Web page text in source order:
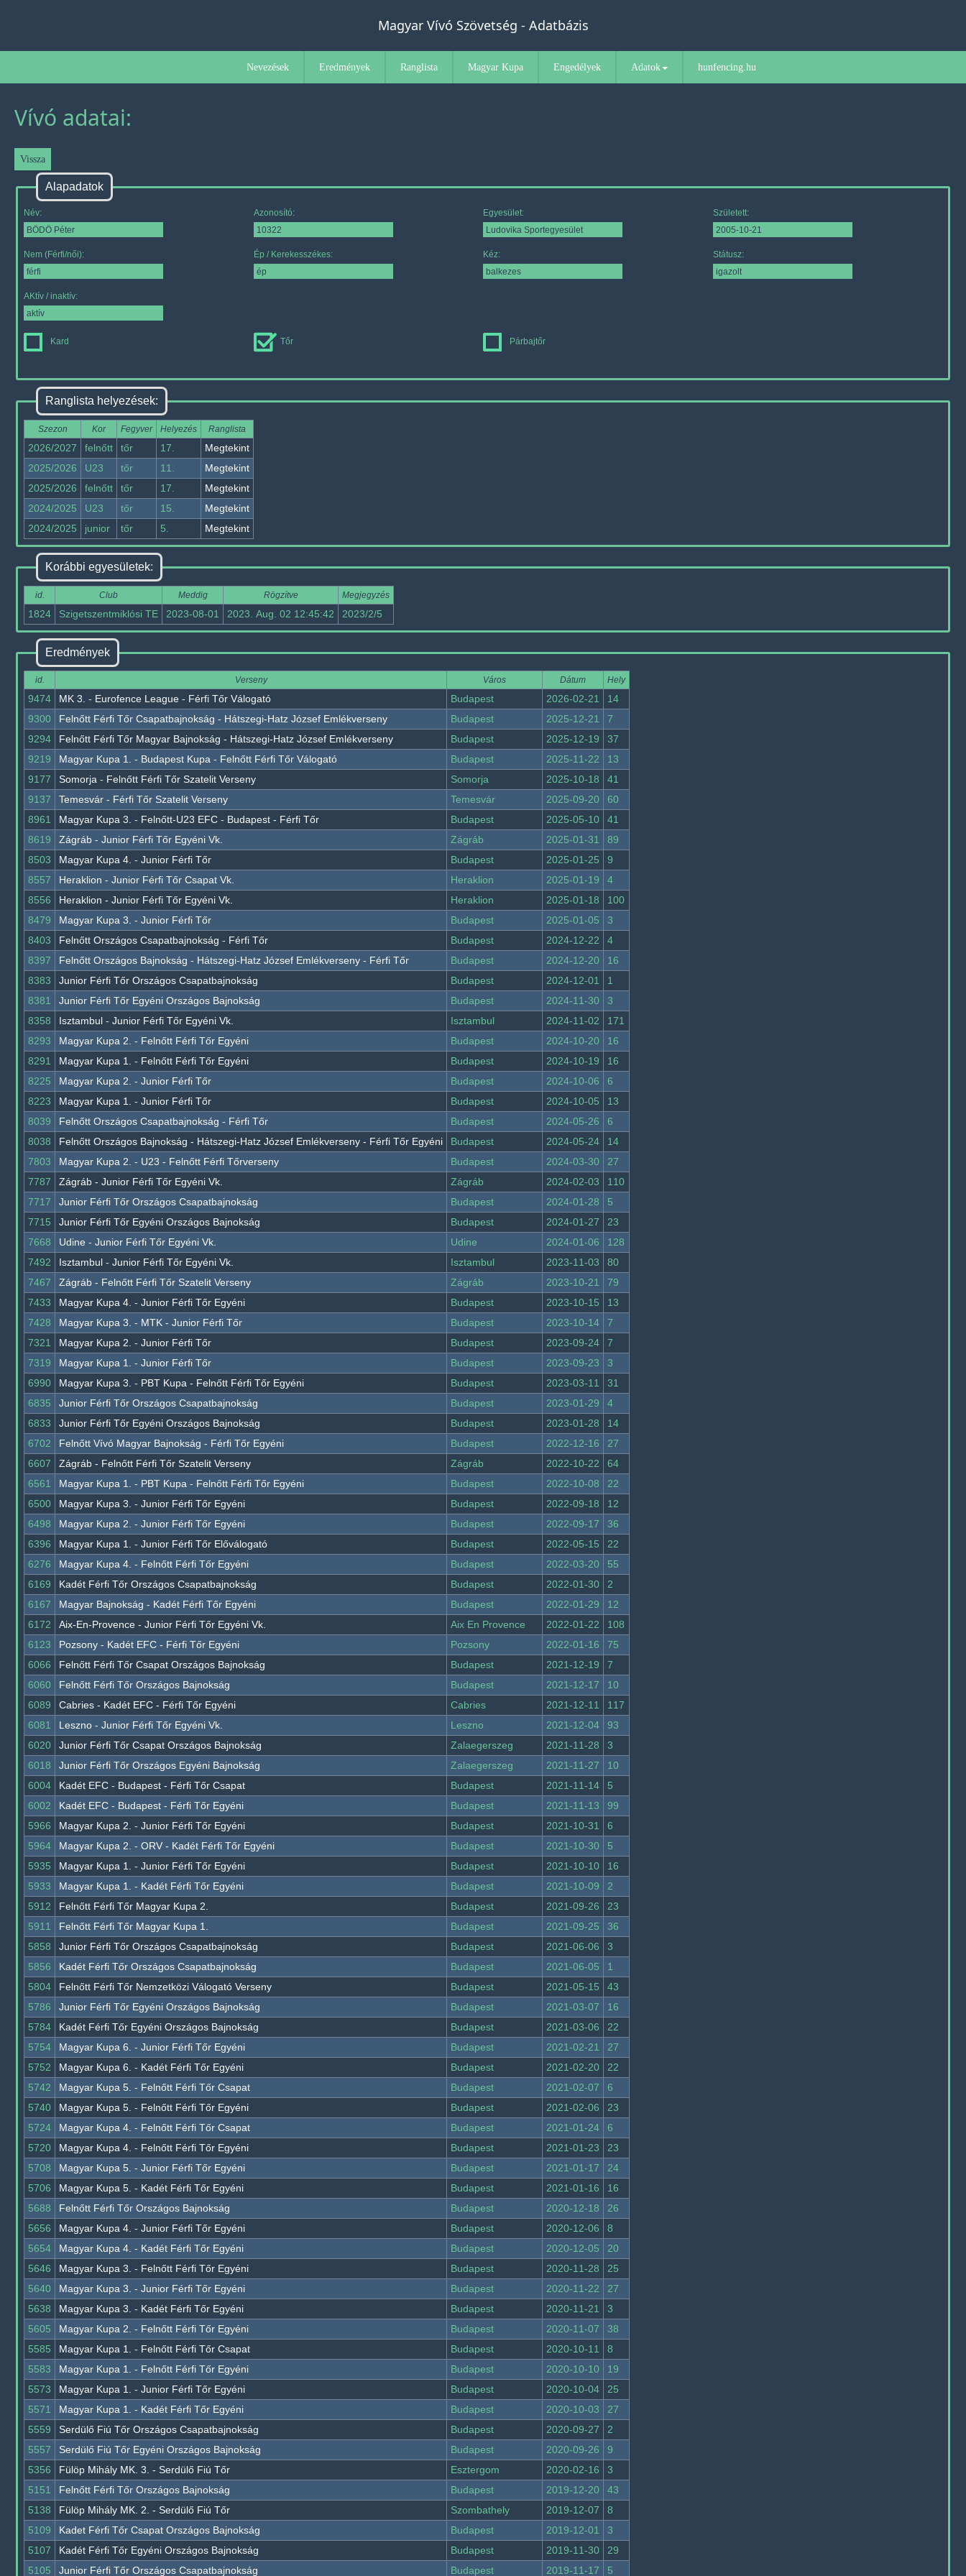
Magyar Vívó Szövetség - Adatbázis
Nevezések Eredmények Ranglista Magyar Kupa Engedélyek Adatok hunfencing.hu
Vívó adatai:
Alapadatok
Név: Azonosító: Egyesület: Született:
Nem (Férfi/női): Ép / Kerekesszékes: Kéz: Státusz:
AKtív / inaktív:
Kard Tőr Párbajtőr
Ranglista helyezések:
Szezon Kor Fegyver Helyezés Ranglista
2026/2027 felnőtt tőr 17.
Megtekint
2025/2026
U23 tőr 11.
Megtekint
2025/2026
felnőtt tőr 17.
Megtekint
2024/2025
U23 tőr 15.
Megtekint
2024/2025
junior tőr 5. Megtekint
Korábbi egyesületek:
id. Club Meddig Rögzítve Megjegyzés
1824 Szigetszentmiklósi TE 2023-08-01 2023. Aug. 02 12:45:42 2023/2/5
Eredmények
id. Verseny Város Dátum Hely
9474 MK 3. - Eurofence League - Férfi Tőr Válogató Budapest 2026-02-21
14
9300
Felnőtt Férfi Tőr Csapatbajnokság - Hátszegi-Hatz József Emlékverseny Budapest 2025-12-21
7
9294
Felnőtt Férfi Tőr Magyar Bajnokság - Hátszegi-Hatz József Emlékverseny Budapest 2025-12-19
37
9219
Magyar Kupa 1. - Budapest Kupa - Felnőtt Férfi Tőr Válogató Budapest 2025-11-22
13
9177
Somorja - Felnőtt Férfi Tőr Szatelit Verseny Somorja 2025-10-18
41
9137
Temesvár - Férfi Tőr Szatelit Verseny Temesvár 2025-09-20
60
8961
Magyar Kupa 3. - Felnőtt-U23 EFC - Budapest - Férfi Tőr Budapest 2025-05-10
41
8619
Zágráb - Junior Férfi Tőr Egyéni Vk. Zágráb 2025-01-31
89
8503
Magyar Kupa 4. - Junior Férfi Tőr Budapest 2025-01-25
9
8557
Heraklion - Junior Férfi Tőr Csapat Vk. Heraklion 2025-01-19
4
8556
Heraklion - Junior Férfi Tőr Egyéni Vk. Heraklion 2025-01-18
100
8479
Magyar Kupa 3. - Junior Férfi Tőr Budapest 2025-01-05
3
8403
Felnőtt Országos Csapatbajnokság - Férfi Tőr Budapest 2024-12-22
4
8397
Felnőtt Országos Bajnokság - Hátszegi-Hatz József Emlékverseny - Férfi Tőr Budapest 2024-12-20
16
8383
Junior Férfi Tőr Országos Csapatbajnokság Budapest 2024-12-01
1
8381
Junior Férfi Tőr Egyéni Országos Bajnokság Budapest 2024-11-30
3
8358
Isztambul - Junior Férfi Tőr Egyéni Vk. Isztambul 2024-11-02
171
8293
Magyar Kupa 2. - Felnőtt Férfi Tőr Egyéni Budapest 2024-10-20
16
8291
Magyar Kupa 1. - Felnőtt Férfi Tőr Egyéni Budapest 2024-10-19
16
8225
Magyar Kupa 2. - Junior Férfi Tőr Budapest 2024-10-06
6
8223
Magyar Kupa 1. - Junior Férfi Tőr Budapest 2024-10-05
13
8039
Felnőtt Országos Csapatbajnokság - Férfi Tőr Budapest 2024-05-26
6
8038
Felnőtt Országos Bajnokság - Hátszegi-Hatz József Emlékverseny - Férfi Tőr Egyéni Budapest 2024-05-24
14
7803
Magyar Kupa 2. - U23 - Felnőtt Férfi Tőrverseny Budapest 2024-03-30
27
7787
Zágráb - Junior Férfi Tőr Egyéni Vk. Zágráb 2024-02-03
110
7717
Junior Férfi Tőr Országos Csapatbajnokság Budapest 2024-01-28
5
7715
Junior Férfi Tőr Egyéni Országos Bajnokság Budapest 2024-01-27
23
7668
Udine - Junior Férfi Tőr Egyéni Vk. Udine 2024-01-06
128
7492
Isztambul - Junior Férfi Tőr Egyéni Vk. Isztambul 2023-11-03
80
7467
Zágráb - Felnőtt Férfi Tőr Szatelit Verseny Zágráb 2023-10-21
79
7433
Magyar Kupa 4. - Junior Férfi Tőr Egyéni Budapest 2023-10-15
13
7428
Magyar Kupa 3. - MTK - Junior Férfi Tőr Budapest 2023-10-14
7
7321
Magyar Kupa 2. - Junior Férfi Tőr Budapest 2023-09-24
7
7319
Magyar Kupa 1. - Junior Férfi Tőr Budapest 2023-09-23
3
6990
Magyar Kupa 3. - PBT Kupa - Felnőtt Férfi Tőr Egyéni Budapest 2023-03-11
31
6835
Junior Férfi Tőr Országos Csapatbajnokság Budapest 2023-01-29
4
6833
Junior Férfi Tőr Egyéni Országos Bajnokság Budapest 2023-01-28
14
6702
Felnőtt Vívó Magyar Bajnokság - Férfi Tőr Egyéni Budapest 2022-12-16
27
6607
Zágráb - Felnőtt Férfi Tőr Szatelit Verseny Zágráb 2022-10-22
64
6561
Magyar Kupa 1. - PBT Kupa - Felnőtt Férfi Tőr Egyéni Budapest 2022-10-08
22
6500
Magyar Kupa 3. - Junior Férfi Tőr Egyéni Budapest 2022-09-18
12
6498
Magyar Kupa 2. - Junior Férfi Tőr Egyéni Budapest 2022-09-17
36
6396
Magyar Kupa 1. - Junior Férfi Tőr Előválogató Budapest 2022-05-15
22
6276
Magyar Kupa 4. - Felnőtt Férfi Tőr Egyéni Budapest 2022-03-20
55
6169
Kadét Férfi Tőr Országos Csapatbajnokság Budapest 2022-01-30
2
6167
Magyar Bajnokság - Kadét Férfi Tőr Egyéni Budapest 2022-01-29
12
6172
Aix-En-Provence - Junior Férfi Tőr Egyéni Vk. Aix En Provence 2022-01-22
108
6123
Pozsony - Kadét EFC - Férfi Tőr Egyéni Pozsony 2022-01-16
75
6066
Felnőtt Férfi Tőr Csapat Országos Bajnokság Budapest 2021-12-19
7
6060
Felnőtt Férfi Tőr Országos Bajnokság Budapest 2021-12-17
10
6089
Cabries - Kadét EFC - Férfi Tőr Egyéni Cabries 2021-12-11
117
6081
Leszno - Junior Férfi Tőr Egyéni Vk. Leszno 2021-12-04
93
6020
Junior Férfi Tőr Csapat Országos Bajnokság Zalaegerszeg 2021-11-28
3
6018
Junior Férfi Tőr Országos Egyéni Bajnokság Zalaegerszeg 2021-11-27
10
6004
Kadét EFC - Budapest - Férfi Tőr Csapat Budapest 2021-11-14
5
6002
Kadét EFC - Budapest - Férfi Tőr Egyéni Budapest 2021-11-13
99
5966
Magyar Kupa 2. - Junior Férfi Tőr Egyéni Budapest 2021-10-31
6
5964
Magyar Kupa 2. - ORV - Kadét Férfi Tőr Egyéni Budapest 2021-10-30
5
5935
Magyar Kupa 1. - Junior Férfi Tőr Egyéni Budapest 2021-10-10
16
5933
Magyar Kupa 1. - Kadét Férfi Tőr Egyéni Budapest 2021-10-09
2
5912
Felnőtt Férfi Tőr Magyar Kupa 2. Budapest 2021-09-26
23
5911
Felnőtt Férfi Tőr Magyar Kupa 1. Budapest 2021-09-25
36
5858
Junior Férfi Tőr Országos Csapatbajnokság Budapest 2021-06-06
3
5856
Kadét Férfi Tőr Országos Csapatbajnokság Budapest 2021-06-05
1
5804
Felnőtt Férfi Tőr Nemzetközi Válogató Verseny Budapest 2021-05-15
43
5786
Junior Férfi Tőr Egyéni Országos Bajnokság Budapest 2021-03-07
16
5784
Kadét Férfi Tőr Egyéni Országos Bajnokság Budapest 2021-03-06
22
5754
Magyar Kupa 6. - Junior Férfi Tőr Egyéni Budapest 2021-02-21
27
5752
Magyar Kupa 6. - Kadét Férfi Tőr Egyéni Budapest 2021-02-20
22
5742
Magyar Kupa 5. - Felnőtt Férfi Tőr Csapat Budapest 2021-02-07
6
5740
Magyar Kupa 5. - Felnőtt Férfi Tőr Egyéni Budapest 2021-02-06
23
5724
Magyar Kupa 4. - Felnőtt Férfi Tőr Csapat Budapest 2021-01-24
6
5720
Magyar Kupa 4. - Felnőtt Férfi Tőr Egyéni Budapest 2021-01-23
23
5708
Magyar Kupa 5. - Junior Férfi Tőr Egyéni Budapest 2021-01-17
24
5706
Magyar Kupa 5. - Kadét Férfi Tőr Egyéni Budapest 2021-01-16
16
5688
Felnőtt Férfi Tőr Országos Bajnokság Budapest 2020-12-18
26
5656
Magyar Kupa 4. - Junior Férfi Tőr Egyéni Budapest 2020-12-06
8
5654
Magyar Kupa 4. - Kadét Férfi Tőr Egyéni Budapest 2020-12-05
20
5646
Magyar Kupa 3. - Felnőtt Férfi Tőr Egyéni Budapest 2020-11-28
25
5640
Magyar Kupa 3. - Junior Férfi Tőr Egyéni Budapest 2020-11-22
27
5638
Magyar Kupa 3. - Kadét Férfi Tőr Egyéni Budapest 2020-11-21
3
5605
Magyar Kupa 2. - Felnőtt Férfi Tőr Egyéni Budapest 2020-11-07
38
5585
Magyar Kupa 1. - Felnőtt Férfi Tőr Csapat Budapest 2020-10-11
8
5583
Magyar Kupa 1. - Felnőtt Férfi Tőr Egyéni Budapest 2020-10-10
19
5573
Magyar Kupa 1. - Junior Férfi Tőr Egyéni Budapest 2020-10-04
25
5571
Magyar Kupa 1. - Kadét Férfi Tőr Egyéni Budapest 2020-10-03
27
5559
Serdülő Fiú Tőr Országos Csapatbajnokság Budapest 2020-09-27
2
5557
Serdülő Fiú Tőr Egyéni Országos Bajnokság Budapest 2020-09-26
9
5356
Fülöp Mihály MK. 3. - Serdülő Fiú Tőr Esztergom 2020-02-16
3
5151
Felnőtt Férfi Tőr Országos Bajnokság Budapest 2019-12-20
43
5138
Fülöp Mihály MK. 2. - Serdülő Fiú Tőr Szombathely 2019-12-07
8
5109
Kadet Férfi Tőr Csapat Országos Bajnokság Budapest 2019-12-01
3
5107
Kadét Férfi Tőr Egyéni Országos Bajnokság Budapest 2019-11-30
29
5105
Junior Férfi Tőr Országos Csapatbajnokság Budapest 2019-11-17 5